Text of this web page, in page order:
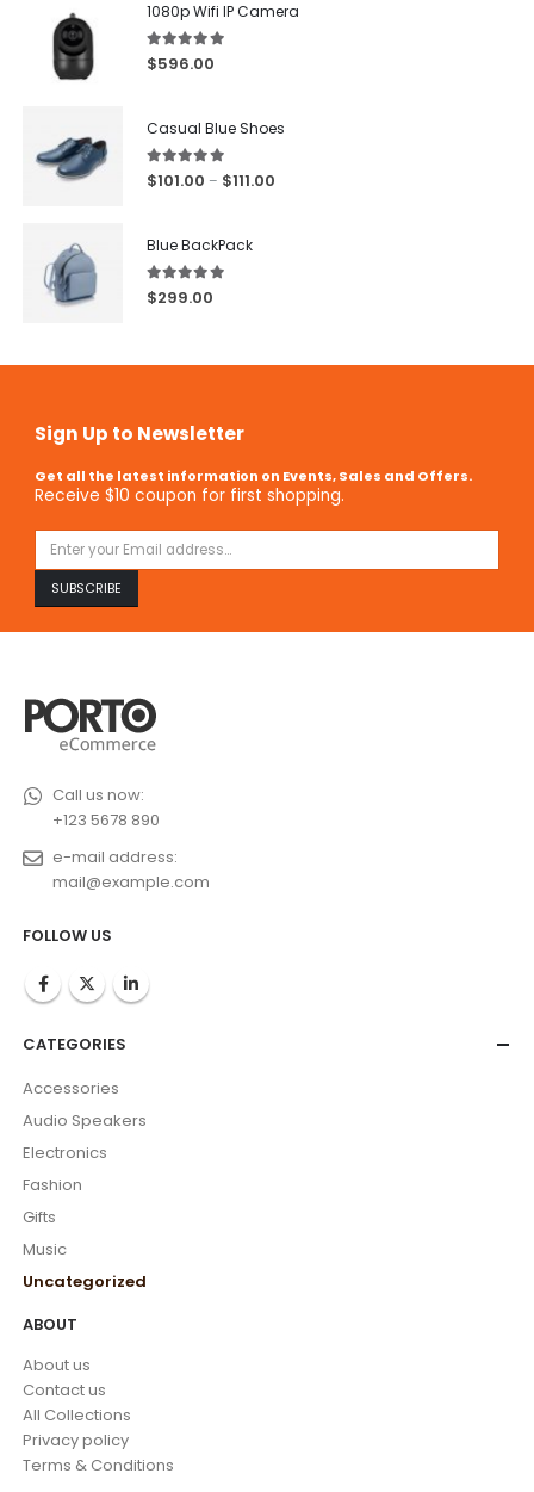
1080p Wifi IP Camera
5.00out of 5
$596.00
Casual Blue Shoes
5.00 out of 5
$101.00 – $111.00
Blue BackPack
5.00out of 5
$299.00
Sign Up to Newsletter
Get all the latest information on Events, Sales and Offers.
Receive $10 coupon for first shopping.
Call us now:
+123 5678 890
e-mail address:
mail@example.com
FOLLOW US
CATEGORIES
Accessories
Audio Speakers
Electronics
Fashion
Gifts
Music
Uncategorized
ABOUT
About us
Contact us
All Collections
Privacy policy
Terms & Conditions